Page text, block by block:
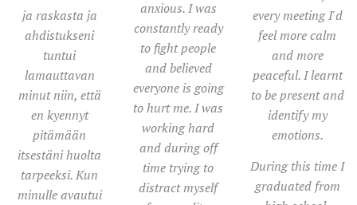
ja raskasta ja
ahdistukseni
tuntui
lamauttavan
minut niin, että
en kyennyt
pitämään
itsestäni huolta
tarpeeksi. Kun
minulle avautui
anxious. I was
constantly ready
to fight people
and believed
everyone is going
to hurt me. I was
working hard
and during off
time trying to
distract myself
every meeting I'd
feel more calm
and more
peaceful. I learnt
to be present and
identify my
emotions.
During this time I
graduated from